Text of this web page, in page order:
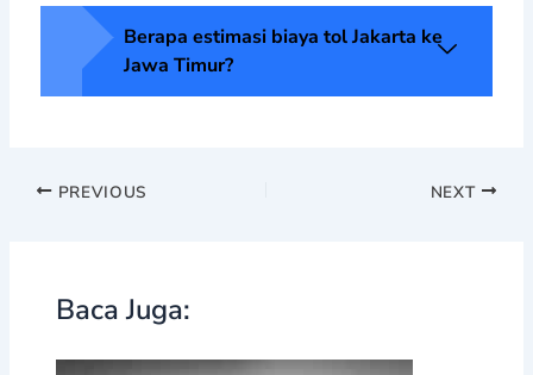
Berapa estimasi biaya tol Jakarta ke
Jawa Timur?
PREVIOUS NEXT
Baca Juga: